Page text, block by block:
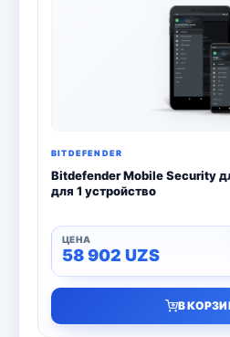
BITDEFENDER
Bitdefender Mobile Security
для 1 устройство
58 902 UZS
В